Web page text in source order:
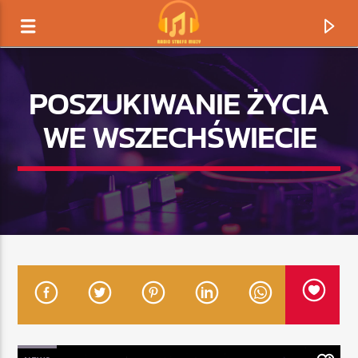
TERAZ GRAMY
TYTUŁ
ARTYSTA
POSZUKIWANIE ŻYCIA
WE WSZECHŚWIECIE